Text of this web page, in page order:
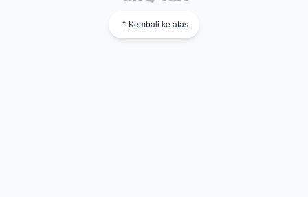
Kembali ke atas